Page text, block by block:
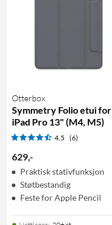
Otterbox
Symmetry Folio etui for
iPad Pro 13" (M4, M5)
4.5 (6)
629,-
Praktisk stativfunksjon
Støtbestandig
Feste for Apple Pencil